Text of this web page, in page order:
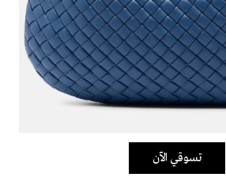
تسوقي الآن